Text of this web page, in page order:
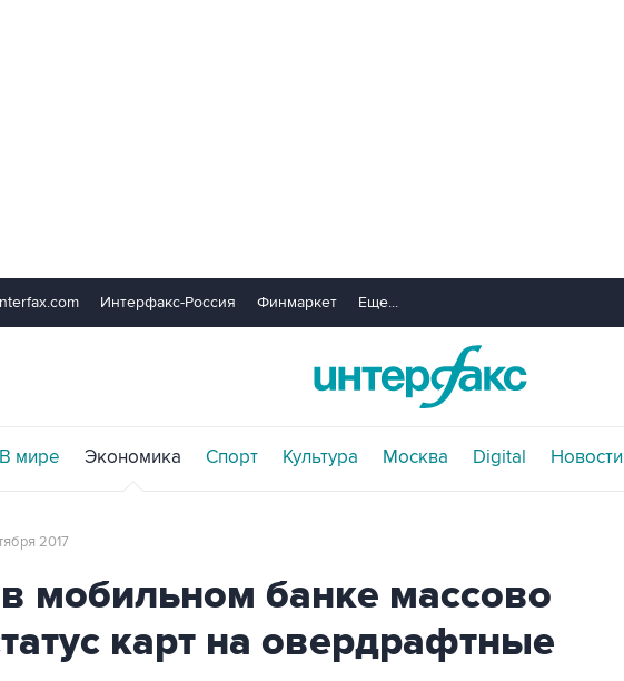
Интерфакс-Россия Финмаркет Еще...
В мире Экономика Спорт Культура Москва Digital Новости
2017
мобильном банке массово
карт на овердрафтные